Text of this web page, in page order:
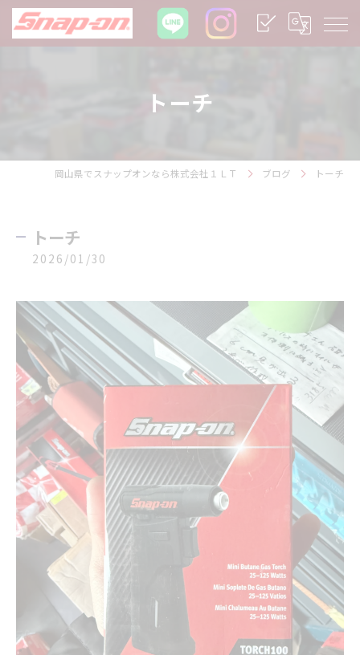
トーチ
岡山県でスナップオンなら株式会社１ＬＴ ブログ トーチ
トーチ
2026/01/30